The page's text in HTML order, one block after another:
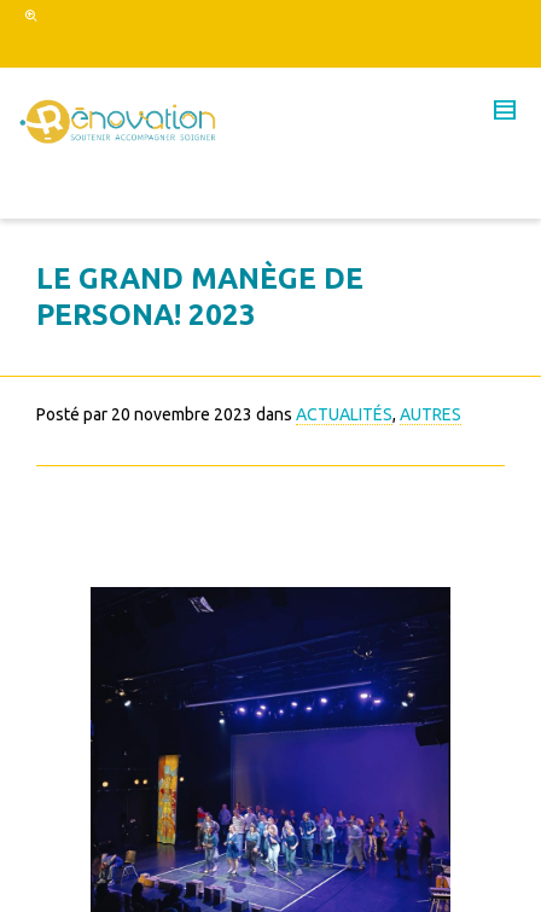
LE GRAND MANÈGE DE
PERSONA! 2023
Posté par 20 novembre 2023 dans ACTUALITÉS, AUTRES